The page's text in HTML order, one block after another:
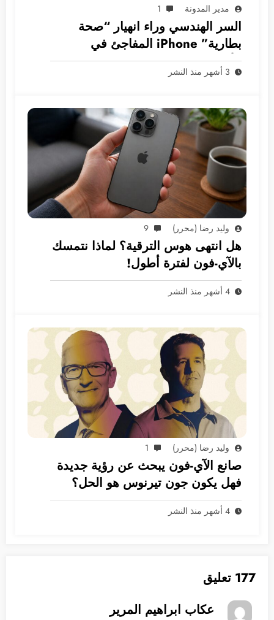
مدير المدونة 1
السر الهندسي وراء انهيار “صحة
بطارية” iPhone المفاجئ في
الأسواق العربية
3 أشهر منذ النشر
وليد رضا (محرر) 9
هل انتهى هوس الترقية؟ لماذا نتمسك
بالآي-فون لفترة أطول!
4 أشهر منذ النشر
وليد رضا (محرر) 1
صانع الآي-فون يبحث عن رؤية جديدة
فهل يكون جون تيرنوس هو الحل؟
4 أشهر منذ النشر
177 تعليق
عكاب ابراهيم المرير